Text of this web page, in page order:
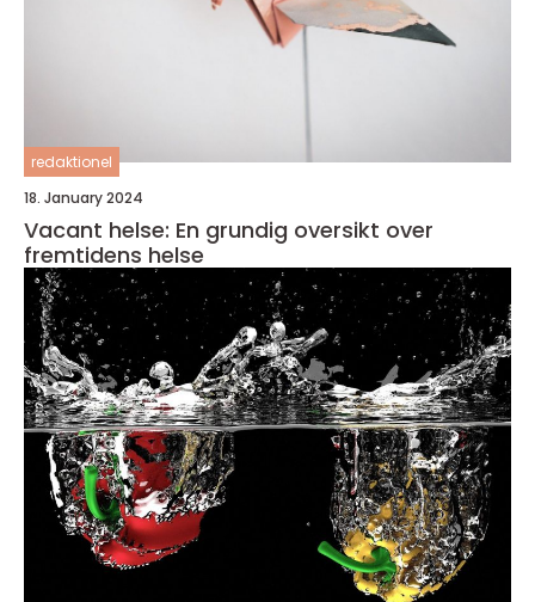
redaktionel
18. January 2024
Vacant helse: En grundig oversikt over
fremtidens helse